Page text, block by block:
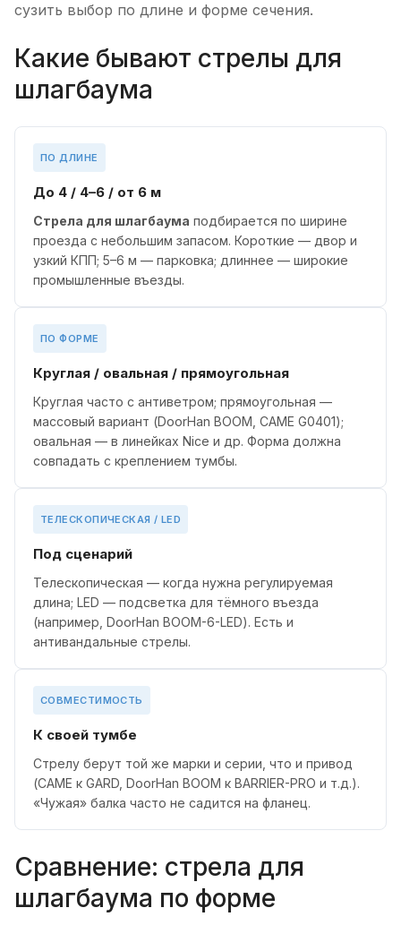
сузить выбор по длине и форме сечения.
Какие бывают стрелы для
шлагбаума
ПО ДЛИНЕ
До 4 / 4–6 / от 6 м
Стрела для шлагбаума подбирается по ширине
проезда с небольшим запасом. Короткие — двор и
узкий КПП; 5–6 м — парковка; длиннее — широкие
промышленные въезды.
ПО ФОРМЕ
Круглая / овальная / прямоугольная
Круглая часто с антиветром; прямоугольная —
массовый вариант (DoorHan BOOM, CAME G0401);
овальная — в линейках Nice и др. Форма должна
совпадать с креплением тумбы.
ТЕЛЕСКОПИЧЕСКАЯ / LED
Под сценарий
Телескопическая — когда нужна регулируемая
длина; LED — подсветка для тёмного въезда
(например, DoorHan BOOM-6-LED). Есть и
антивандальные стрелы.
СОВМЕСТИМОСТЬ
К своей тумбе
Стрелу берут той же марки и серии, что и привод
(CAME к GARD, DoorHan BOOM к BARRIER-PRO и т.д.).
«Чужая» балка часто не садится на фланец.
Сравнение: стрела для
шлагбаума по форме